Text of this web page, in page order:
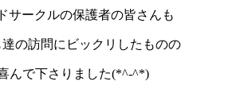
サークルの保護者の皆さんも
の訪問にビックリしたものの
んで下さりました(*^-^*)